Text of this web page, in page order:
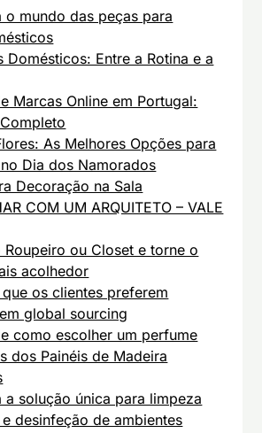
o mundo das peças para
Domésticos: Entre a Rotina e a
Marcas Online em Portugal:
As Melhores Opções para
Dia dos Namorados
Decoração na Sala
COM UM ARQUITETO – VALE
Roupeiro ou Closet e torne o
acolhedor
os clientes preferem
global sourcing
como escolher um perfume
dos Painéis de Madeira
a solução única para limpeza
desinfeção de ambientes